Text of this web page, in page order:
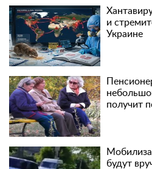
и
Украине
получит
будут